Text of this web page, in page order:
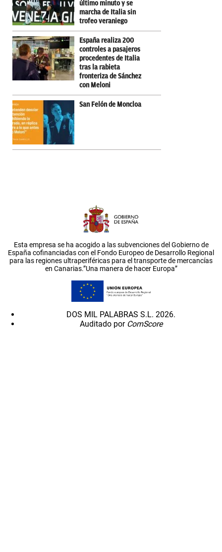
último minuto y se
marcha de Italia sin
trofeo veraniego
España realiza 200
controles a pasajeros
procedentes de Italia
tras la rabieta
fronteriza de Sánchez
con Meloni
San Felón de Moncloa
Esta empresa se ha acogido a las subvenciones del Gobierno de
España cofinanciadas con el Fondo Europeo de Desarrollo Regional
para las regiones ultraperiféricas para el transporte de mercancías
en Canarias.”Una manera de hacer Europa”
DOS MIL PALABRAS S.L. 2026.
Auditado por ComScore